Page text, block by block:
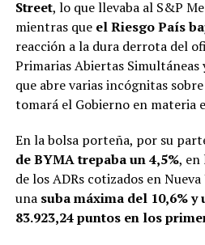
Street, lo que llevaba al S&P
mientras que el Riesgo País
reacción a la dura derrota del
Primarias Abiertas Simultáneas
que abre varias incógnitas
tomará el Gobierno en materia
En la bolsa porteña, por su
de BYMA trepaba un 4,5%, en
de los ADRs cotizados en
una suba máxima del 10,6%
83.923,24 puntos en los